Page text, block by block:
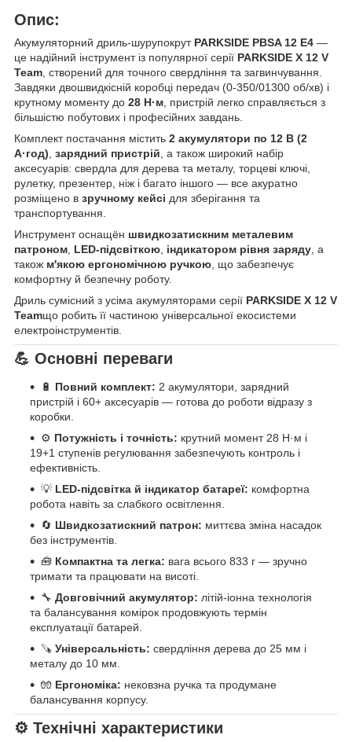
Опис:
Акумуляторний дриль-шурупокрут PARKSIDE PBSA 12 E4 —
це надійний інструмент із популярної серії PARKSIDE X 12 V
Team , створений для точного свердління та загвинчування.
Завдяки двошвидкісній коробці передач (0-350/01300 об/хв) і
крутному моменту до 28 Н·м , пристрій легко справляється з
більшістю побутових і професійних завдань.
Комплект постачання містить 2 акумулятори по 12 В (2
А·год) зарядний пристрій , а також широкий набір
аксесуарів: свердла для дерева та металу, торцеві ключі,
рулетку, презентер, ніж і багато іншого — все акуратно
розміщено в зручному кейсі для зберігання та
транспортування.
Инструмент оснащён швидкозатискним металевим
патроном LED-підсвіткою індикатором рівня заряду , а
також м'якою ергономічною ручкою , що забезпечує
комфортну й безпечну роботу.
Дриль сумісний з усіма акумуляторами серії PARKSIDE X 12 V
Teamщо робить її частиною універсальної екосистеми
електроінструментів.
💪 Основні переваги
🔋 Повний комплект: 2 акумулятори, зарядний
пристрій і 60+ аксесуарів — готова до роботи відразу з
коробки.
⚙️ Потужність і точність: крутний момент 28 Н·м і
19+1 ступенів регулювання забезпечують контроль і
ефективність.
💡 LED-підсвітка й індикатор батареї: комфортна
робота навіть за слабкого освітлення.
🔄 Швидкозатискний патрон: миттєва зміна насадок
без інструментів.
🧰 Компактна та легка: вага всього 833 г — зручно
тримати та працювати на висоті.
🔧 Довговічний акумулятор: літій-іонна технологія
та балансування комірок продовжують термін
експлуатації батарей.
🪚 Універсальність: свердління дерева до 25 мм і
металу до 10 мм.
🧤 Ергономіка: нековзна ручка та продумане
балансування корпусу.
⚙️ Технічні характеристики